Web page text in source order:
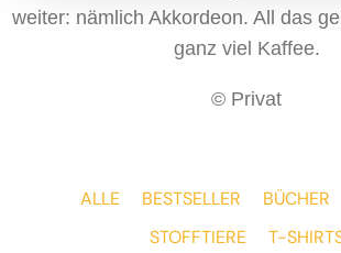
weiter: nämlich Akkordeon. All das
ganz viel Kaffee.
© Privat
ALLE BESTSELLER BÜCHER
STOFFTIERE
T-